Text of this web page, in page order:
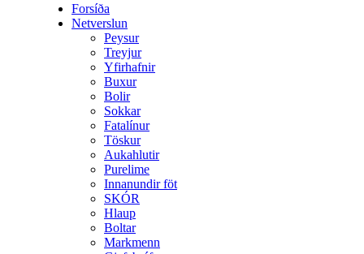
Forsíða
Netverslun
Peysur
Treyjur
Yfirhafnir
Buxur
Bolir
Sokkar
Fatalínur
Töskur
Aukahlutir
Purelime
Innanundir föt
SKÓR
Hlaup
Boltar
Markmenn